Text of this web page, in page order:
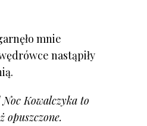
mnie
nastąpiły
Kowalczyka to
opuszczone.